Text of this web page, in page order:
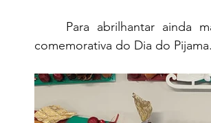
comemorativa do Dia do Pijama.